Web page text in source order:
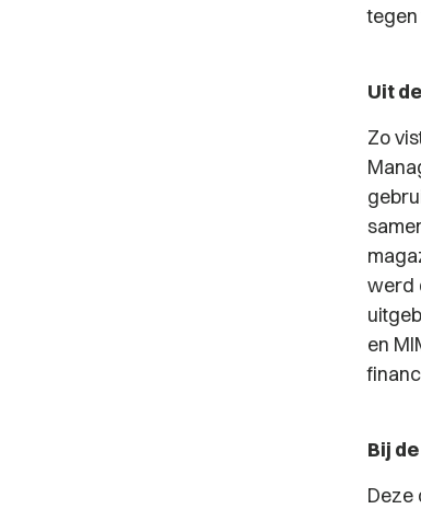
Uit
Zo
werd
en
Bij
Deze